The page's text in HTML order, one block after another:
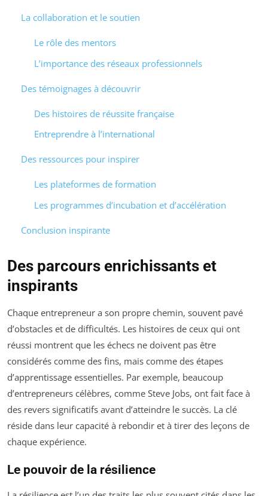
La collaboration et le soutien
Le rôle des mentors
L’importance des réseaux professionnels
Des témoignages à découvrir
Des histoires de réussite française
Entreprendre à l’international
Des ressources pour inspirer
Les plateformes de formation
Les programmes d’incubation et d’accélération
Conclusion inspirante
Des parcours enrichissants et
inspirants
Chaque entrepreneur a son propre chemin, souvent pavé
d’obstacles et de difficultés. Les histoires de ceux qui ont
réussi montrent que les échecs ne doivent pas être
considérés comme des fins, mais comme des étapes
d’apprentissage essentielles. Par exemple, beaucoup
d’entrepreneurs célèbres, comme Steve Jobs, ont fait face à
des revers significatifs avant d’atteindre le succès. La clé
réside dans leur capacité à rebondir et à tirer des leçons de
chaque expérience.
Le pouvoir de la résilience